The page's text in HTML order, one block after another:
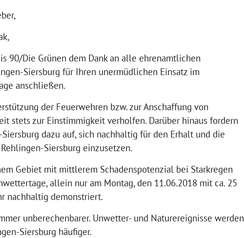
90/Die Grünen dem Dank an alle ehrenamtlichen
Siersburg für Ihren unermüdlichen Einsatz im
anschließen.
der Feuerwehren bzw. zur Anschaffung von
stets zur Einstimmigkeit verholfen. Darüber hinaus fordern
dazu auf, sich nachhaltig für den Erhalt und die
Siersburg einzusetzen.
Gebiet mit mittlerem Schadenspotenzial bei Starkregen
allein nur am Montag, den 11.06.2018 mit ca. 25
nachhaltig demonstriert.
unberechenbarer. Unwetter- und Naturereignisse werden
Siersburg häufiger.